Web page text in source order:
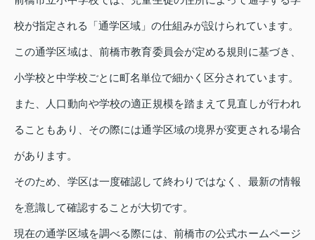
校が指定される「通学区域」の仕組みが設けられています。
この通学区域は、前橋市教育委員会が定める規則に基づき、
小学校と中学校ごとに町名単位で細かく区分されています。
また、人口動向や学校の適正規模を踏まえて見直しが行われ
ることもあり、その際には通学区域の境界が変更される場合
があります。
そのため、学区は一度確認して終わりではなく、最新の情報
を意識して確認することが大切です。
現在の通学区域を調べる際には、前橋市の公式ホームページ